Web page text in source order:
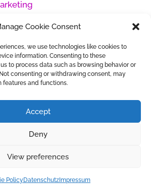
Cookie Consent
we use technologies like cookies to
information. Consenting to these
to process data such as browsing behavior or
consenting or withdrawing consent, may
features and functions.
Accept
Deny
View preferences
PolicyDatenschutz Impressum
AI
Management
Rechte vorbehalten